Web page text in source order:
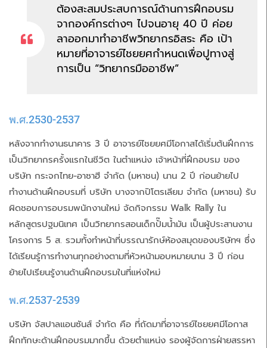
ต้องสะสมประสบการณ์ด้านการฝึกอบรม
จากองค์กรต่างๆ ไปจนอายุ 40 ปี ค่อย
ลาออกมาทำอาชีพวิทยากรอิสระ คือ เป้า
หมายที่อาจารย์ไชยยศกำหนดเพื่อปูทางสู่
การเป็น “วิทยากรมืออาชีพ”
พ.ศ.2530-2537
หลังจากทำงานธนาคาร 3 ปี อาจารย์ไชยยศมีโอกาสได้เริ่มต้นฝึกการ
เป็นวิทยากรครั้งแรกในชีวิต ในตำแหน่ง เจ้าหน้าที่ฝึกอบรม ของ
บริษัท กระจกไทย-อาซาฮี จำกัด (มหาชน) นาน 2 ปี ก่อนย้ายไป
ทำงานด้านฝึกอบรมที่ บริษัท บางจากปิโตรเลียม จำกัด (มหาชน) รับ
ผิดชอบการอบรมพนักงานใหม่ จัดกิจกรรม Walk Rally ใน
หลักสูตรปฐมนิเทศ เป็นวิทยากรสอนเด็กปั๊มน้ำมัน เป็นผู้ประสานงาน
โครงการ 5 ส. รวมทั้งทำหน้าที่บรรณารักษ์ห้องสมุดของบริษัทฯ ซึ่ง
ได้เรียนรู้การทำงานทุกอย่างตามที่หัวหน้ามอบหมายนาน 3 ปี ก่อน
ย้ายไปเรียนรู้งานด้านฝึกอบรมในที่แห่งใหม่
พ.ศ.2537-2539
บริษัท จัสปาลแอนซันส์ จำกัด คือ ที่ถัดมาที่อาจารย์ไชยยศมีโอกาส
ฝึกทักษะด้านฝึกอบรมมากขึ้น ด้วยตำแหน่ง รองผู้จัดการฝ่ายสรรหา